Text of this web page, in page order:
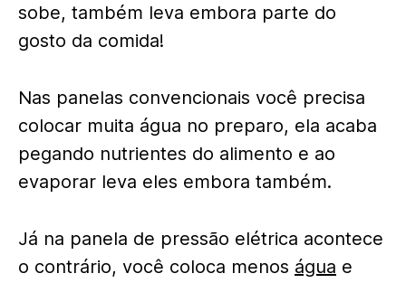
sobe, também leva embora parte do
gosto da comida!
Nas panelas convencionais você precisa
colocar muita água no preparo, ela acaba
pegando nutrientes do alimento e ao
evaporar leva eles embora também.
Já na panela de pressão elétrica acontece
o contrário, você coloca menos água e